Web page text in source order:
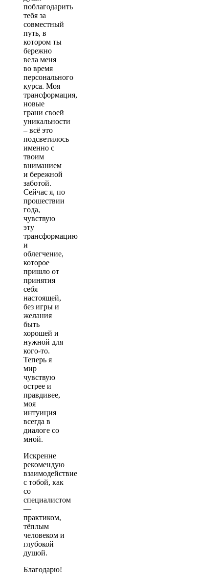
поблагодарить
тебя за
совместный
путь, в
котором ты
бережно
вела меня
во время
персонального
курса. Моя
трансформация,
новые
грани своей
уникальности
– всё это
подсветилось
именно с
твоим
вниманием
и бережной
заботой.
Сейчас я, по
прошествии
года,
чувствую
эту
трансформацию
и
облегчение,
которое
пришло от
принятия
себя
настоящей,
без игры и
желания
быть
хорошей и
нужной для
кого-то.
Теперь я
мир
чувствую
острее и
правдивее,
моя
интуиция
всегда в
диалоге со
мной.
Искренне
рекомендую
взаимодействие
с тобой, как
со
специалистом
—
практиком,
тёплым
человеком и
глубокой
душой.
Благодарю!